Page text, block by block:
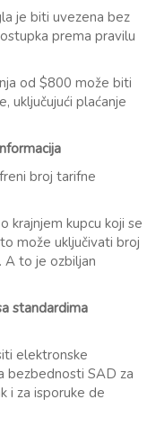
je biti uvezena bez
prema pravilu
od $800 može biti
uključujući plaćanje
broj tarifne
krajnjem kupcu koji se
može uključivati broj
A to je ozbiljan
standardima
elektronske
bezbednosti SAD za
i za isporuke de